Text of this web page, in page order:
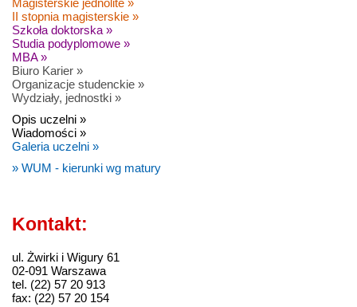
Magisterskie jednolite »
II stopnia magisterskie »
Szkoła doktorska »
Studia podyplomowe »
MBA »
Biuro Karier »
Organizacje studenckie »
Wydziały, jednostki »
Opis uczelni »
Wiadomości »
Galeria uczelni »
» WUM - kierunki wg matury
Kontakt:
ul. Żwirki i Wigury 61
02-091 Warszawa
tel. (22) 57 20 913
fax: (22) 57 20 154